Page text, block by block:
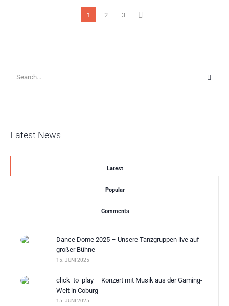
1 2 3
Latest News
Latest
Popular
Comments
Dance Dome 2025 – Unsere Tanzgruppen live auf
großer Bühne
15. JUNI 2025
click_to_play – Konzert mit Musik aus der Gaming-
Welt in Coburg
15. JUNI 2025